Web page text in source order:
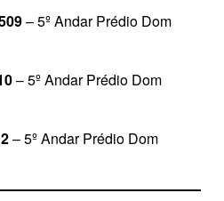
– 5º Andar Prédio Dom
– 5º Andar Prédio Dom
– 5º Andar Prédio Dom